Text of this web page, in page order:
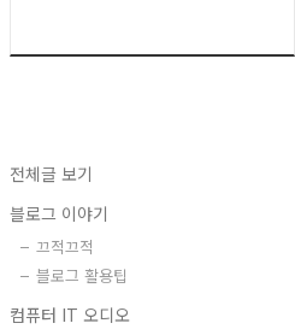
전체글 보기
블로그 이야기
끄적끄적
블로그 활용팁
컴퓨터 IT 오디오